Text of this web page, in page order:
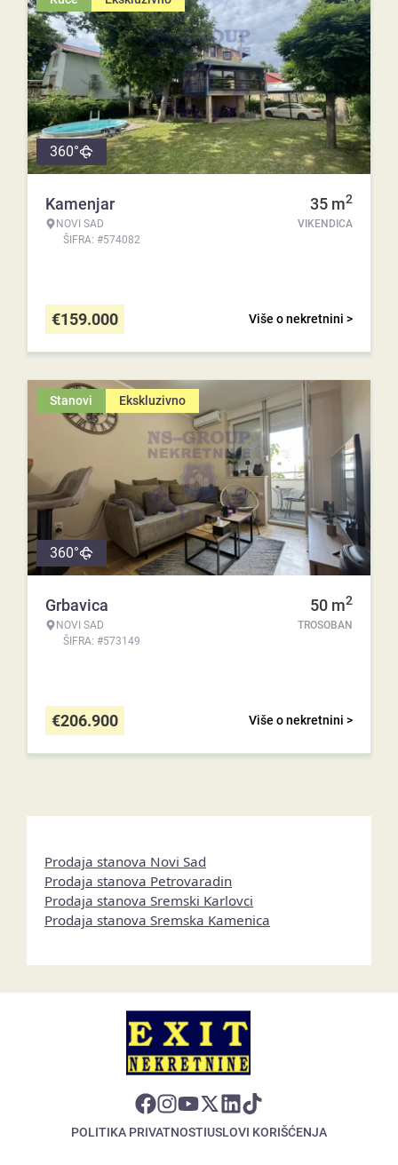
360°
Kamenjar
NOVI SAD
ŠIFRA: #574082
35 m2
VIKENDICA
Više o nekretnini >
€159.000
Stanovi Ekskluzivno
360°
Grbavica
NOVI SAD
ŠIFRA: #573149
50 m2
TROSOBAN
Više o nekretnini >
€206.900
Prodaja stanova Novi Sad
Prodaja stanova Petrovaradin
Prodaja stanova Sremski Karlovci
Prodaja stanova Sremska Kamenica
POLITIKA PRIVATNOSTIUSLOVI KORIŠĆENJA